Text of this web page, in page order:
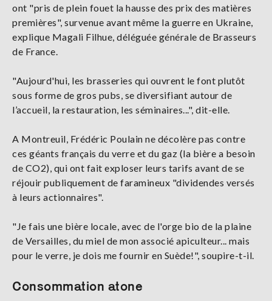
ont "pris de plein fouet la hausse des prix des matières
premières", survenue avant même la guerre en Ukraine,
explique Magali Filhue, déléguée générale de Brasseurs
de France.
"Aujourd'hui, les brasseries qui ouvrent le font plutôt
sous forme de gros pubs, se diversifiant autour de
l’accueil, la restauration, les séminaires...", dit-elle.
A Montreuil, Frédéric Poulain ne décolère pas contre
ces géants français du verre et du gaz (la bière a besoin
de CO2), qui ont fait exploser leurs tarifs avant de se
réjouir publiquement de faramineux "dividendes versés
à leurs actionnaires".
"Je fais une bière locale, avec de l'orge bio de la plaine
de Versailles, du miel de mon associé apiculteur... mais
pour le verre, je dois me fournir en Suède!", soupire-t-il.
Consommation atone